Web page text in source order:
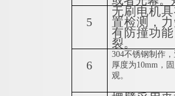
5
无刷电机
置检测，
有防撞功
裂。
6
304不锈钢制作
厚度为10mm，
观。